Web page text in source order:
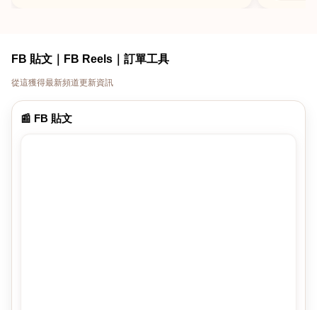
FB 貼文｜FB Reels｜訂單工具
從這獲得最新頻道更新資訊
📰 FB 貼文